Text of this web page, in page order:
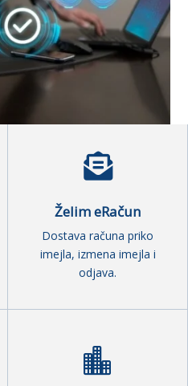

Želim eRačun
Dostava računa priko
imejla, izmena imejla i
odjava.
